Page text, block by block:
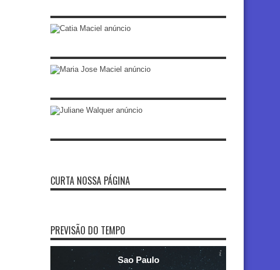
CURTA NOSSA PÁGINA
PREVISÃO DO TEMPO
Sao Paulo